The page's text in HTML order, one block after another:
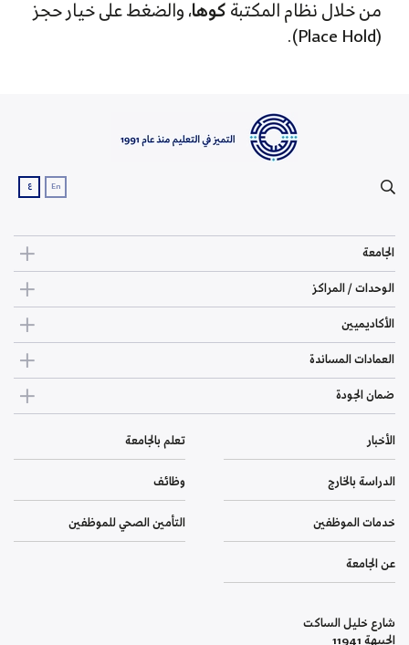
من خلال نظام المكتبة كوها، والضغط على خيار حجز
(Place Hold)​.
En ع
الجامعة
الوحدات / المراكز
الأكاديميين
العمادات المساندة
ضمان الجودة
الأخبار تعلم بالجامعة
الدراسة بالخارج وظائف
خدمات الموظفين التأمين الصحي للموظفين
عن الجامعة
شارع خليل الساكت
الجبيهة 11941